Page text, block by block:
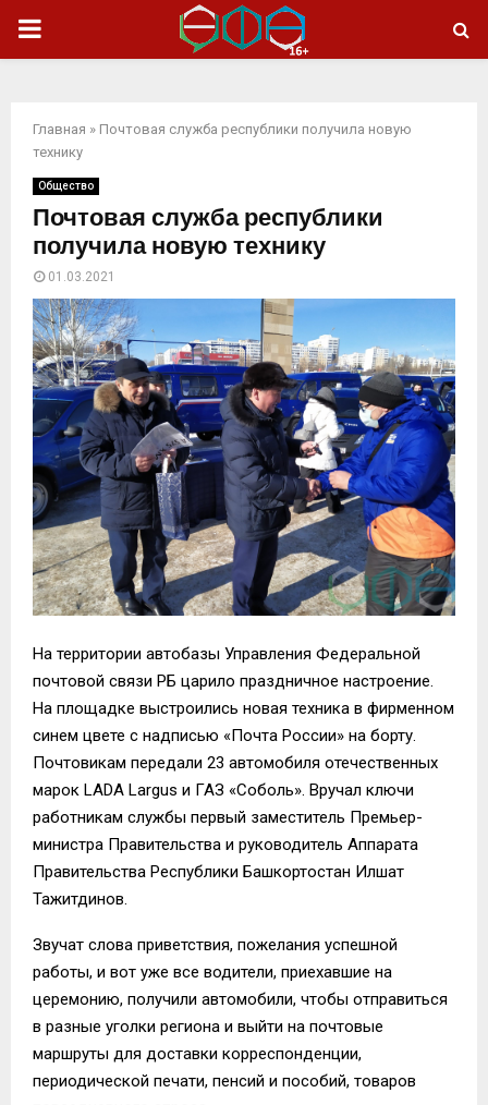
ОСНОВНОЕ
Главная » Почтовая служба республики получила новую
технику
Общество
Почтовая служба республики
получила новую технику
01.03.2021
На территории автобазы Управления Федеральной
почтовой связи РБ царило праздничное настроение.
На площадке выстроились новая техника в фирменном
синем цвете с надписью «Почта России» на борту.
Почтовикам передали 23 автомобиля отечественных
марок LADA Largus и ГАЗ «Соболь». Вручал ключи
работникам службы первый заместитель Премьер-
министра Правительства и руководитель Аппарата
Правительства Республики Башкортостан Илшат
Тажитдинов.
Звучат слова приветствия, пожелания успешной
работы, и вот уже все водители, приехавшие на
церемонию, получили автомобили, чтобы отправиться
в разные уголки региона и выйти на почтовые
маршруты для доставки корреспонденции,
периодической печати, пенсий и пособий, товаров